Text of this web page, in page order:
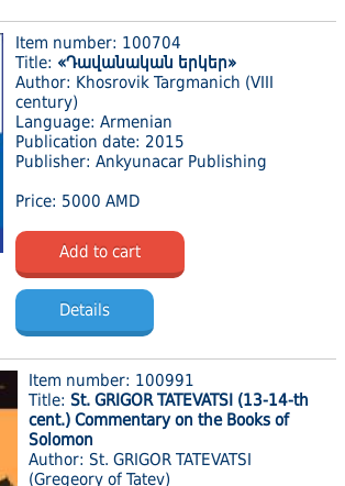
Item number: 100704
Title: «Դավանական երկեր»
Author: Khosrovik Targmanich (VIII
century)
Language: Armenian
Publication date: 2015
Publisher: Ankyunacar Publishing
Price: 5000 AMD
Add to cart
Details
Item number: 100991
Title: St. GRIGOR TATEVATSI (13-14-th
cent.) Commentary on the Books of
Solomon
Author: St. GRIGOR TATEVATSI
(Gregeory of Tatev)